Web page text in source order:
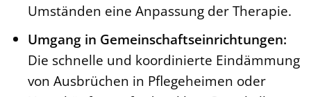
Umständen eine Anpassung der Therapie.
Umgang in Gemeinschaftseinrichtungen:
Die schnelle und koordinierte Eindämmung
von Ausbrüchen in Pflegeheimen oder